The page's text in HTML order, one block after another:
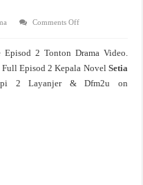
Comments Offon
Live
2
Tonton
Drama
Episod 2 Tonton Drama Video.
Episod 2 Kepala Novel Setia
2 Layanjer & Dfm2u on